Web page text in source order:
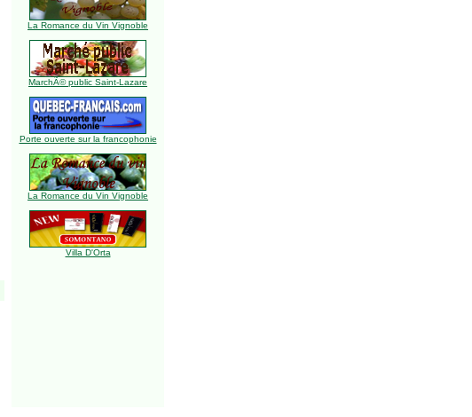
La Romance du Vin Vignoble
MarchÃ© public Saint-Lazare
Porte ouverte sur la francophonie
La Romance du Vin Vignoble
Villa D'Orta